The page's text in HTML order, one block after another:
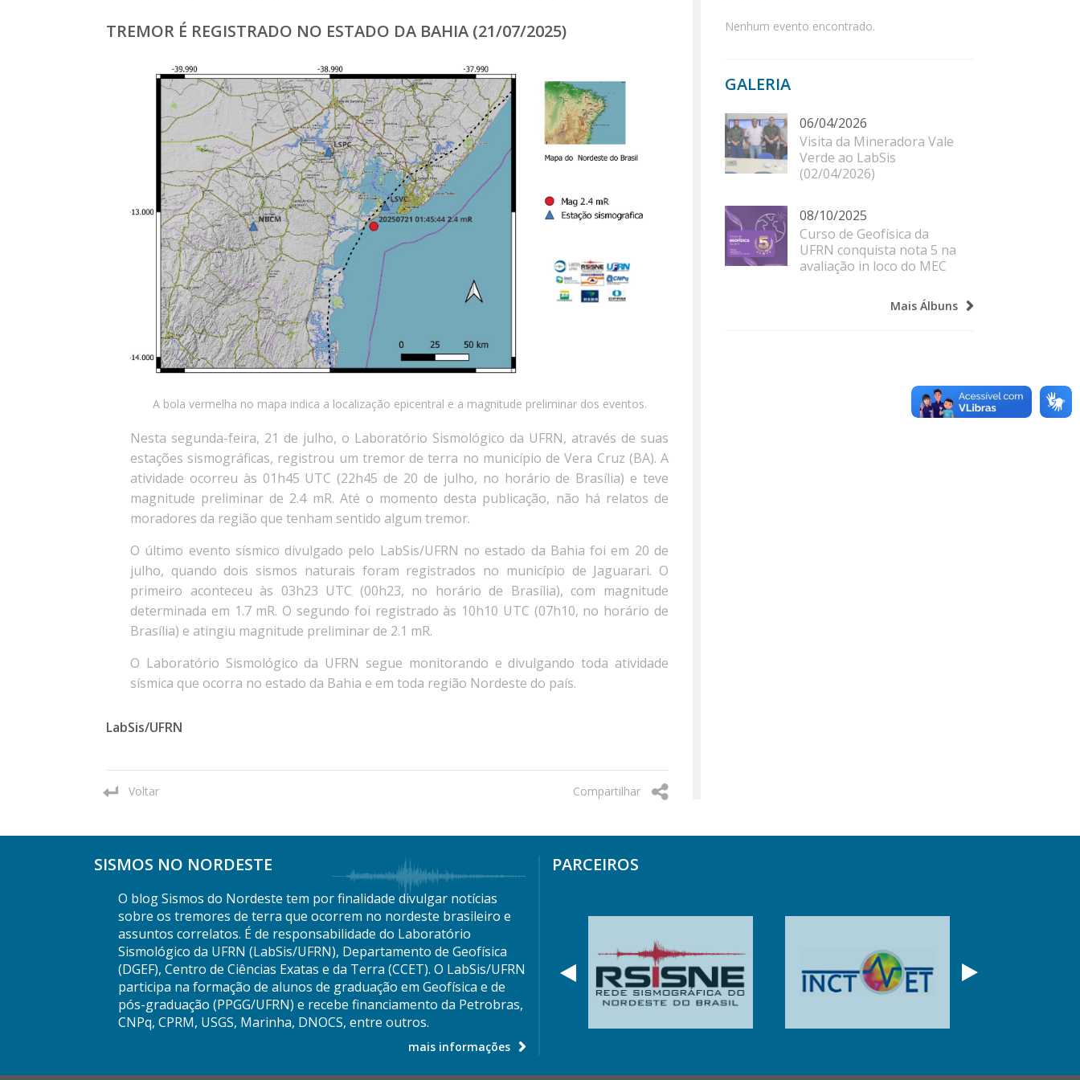
TREMOR É REGISTRADO NO ESTADO DA BAHIA (21/07/2025)
A bola vermelha no mapa indica a localização epicentral e a magnitude preliminar dos eventos.
Nesta segunda-feira, 21 de julho, o Laboratório Sismológico da UFRN, através de suas
estações sismográficas, registrou um tremor de terra no município de Vera Cruz (BA). A
atividade ocorreu às 01h45 UTC (22h45 de 20 de julho, no horário de Brasília) e teve
magnitude preliminar de 2.4 mR. Até o momento desta publicação, não há relatos de
moradores da região que tenham sentido algum tremor.
O último evento sísmico divulgado pelo LabSis/UFRN no estado da Bahia foi em 20 de
julho, quando dois sismos naturais foram registrados no município de Jaguarari. O
primeiro aconteceu às 03h23 UTC (00h23, no horário de Brasília), com magnitude
determinada em 1.7 mR. O segundo foi registrado às 10h10 UTC (07h10, no horário de
Brasília) e atingiu magnitude preliminar de 2.1 mR.
O Laboratório Sismológico da UFRN segue monitorando e divulgando toda atividade
sísmica que ocorra no estado da Bahia e em toda região Nordeste do país.
LabSis/UFRN
Voltar Compartilhar
Nenhum evento encontrado.
GALERIA
06/04/2026
Visita da Mineradora Vale
Verde ao LabSis
(02/04/2026)
08/10/2025
Curso de Geofísica da
UFRN conquista nota 5 na
avaliação in loco do MEC
Mais Álbuns
SISMOS NO NORDESTE
O blog Sismos do Nordeste tem por finalidade divulgar notícias
sobre os tremores de terra que ocorrem no nordeste brasileiro e
assuntos correlatos. É de responsabilidade do Laboratório
Sismológico da UFRN (LabSis/UFRN), Departamento de Geofísica
(DGEF), Centro de Ciências Exatas e da Terra (CCET). O LabSis/UFRN
participa na formação de alunos de graduação em Geofísica e de
pós-graduação (PPGG/UFRN) e recebe financiamento da Petrobras,
CNPq, CPRM, USGS, Marinha, DNOCS, entre outros.
mais informações
PARCEIROS
Anterior Próximo